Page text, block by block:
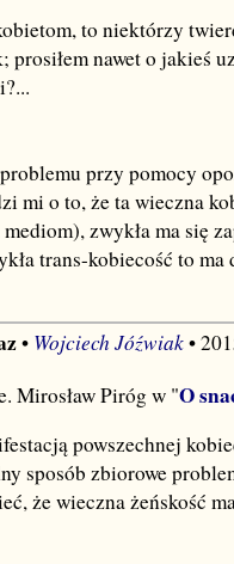
to niektórzy
prosiłem nawet o jakieś
przy pomocy
mi o to, że ta wieczna
zwykła ma się
trans-kobiecość to
• Wojciech Jóźwiak•
Mirosław Piróg w "O
powszechnej
sposób zbiorowe
że wieczna żeńskość